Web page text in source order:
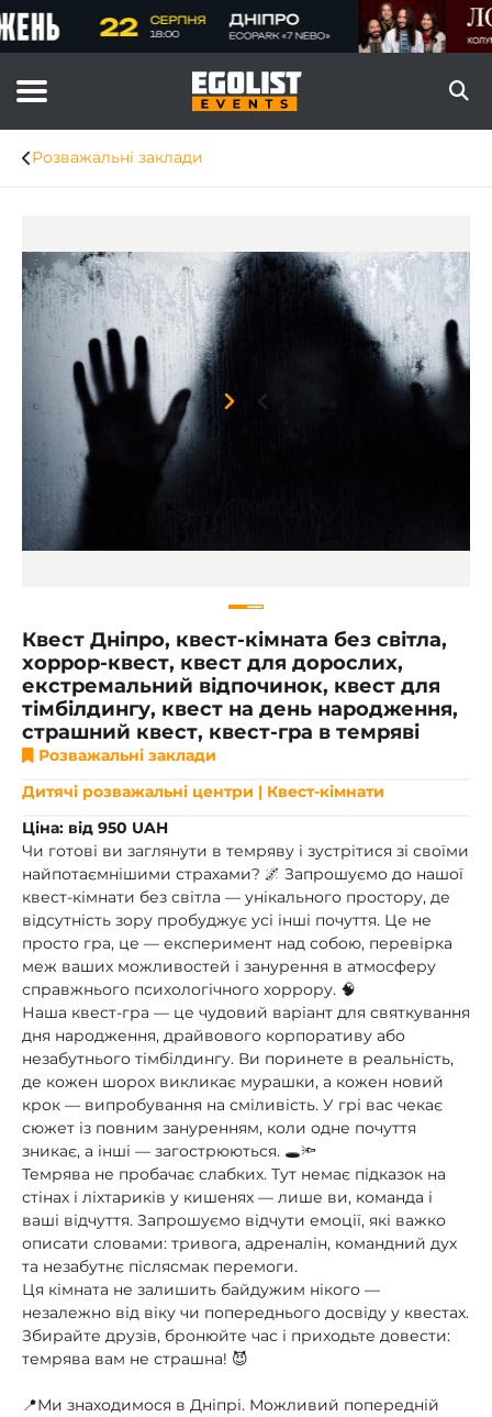
Розважальні заклади
Item
Квест Дніпро, квест-кімната без світла,
хоррор-квест, квест для дорослих,
екстремальний відпочинок, квест для
тімбілдингу, квест на день народження,
страшний квест, квест-гра в темряві
Розважальні заклади
Дитячі розважальні центри | Квест-кімнати
Ціна: від 950 UAH
Чи готові ви заглянути в темряву і зустрітися зі своїми
найпотаємнішими страхами? 🌌 Запрошуємо до нашої
квест-кімнати без світла — унікального простору, де
відсутність зору пробуджує усі інші почуття. Це не
просто гра, це — експеримент над собою, перевірка
меж ваших можливостей і занурення в атмосферу
справжнього психологічного хоррору. 🧠
Наша квест-гра — це чудовий варіант для святкування
дня народження, драйвового корпоративу або
незабутнього тімбілдингу. Ви поринете в реальність,
де кожен шорох викликає мурашки, а кожен новий
крок — випробування на сміливість. У грі вас чекає
сюжет із повним зануренням, коли одне почуття
зникає, а інші — загострюються. 🕳️🔦
Темрява не пробачає слабких. Тут немає підказок на
стінах і ліхтариків у кишенях — лише ви, команда і
ваші відчуття. Запрошуємо відчути емоції, які важко
описати словами: тривога, адреналін, командний дух
та незабутнє післясмак перемоги.
Ця кімната не залишить байдужим нікого —
незалежно від віку чи попереднього досвіду у квестах.
Збирайте друзів, бронюйте час і приходьте довести:
темрява вам не страшна! 😈
📍Ми знаходимося в Дніпрі. Можливий попередній